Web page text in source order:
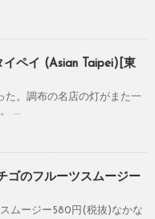
イペイ (Asian Taipei)[東
た。調布の名店の灯がまた一
...
ゴのフルーツスムージー
ムージー580円(税抜)なかな